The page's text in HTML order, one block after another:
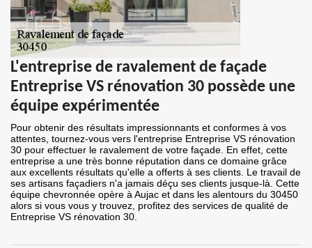
L'entreprise de ravalement de façade
Entreprise VS rénovation 30 possède une
équipe expérimentée
Pour obtenir des résultats impressionnants et conformes à vos
attentes, tournez-vous vers l'entreprise Entreprise VS rénovation
30 pour effectuer le ravalement de votre façade. En effet, cette
entreprise a une très bonne réputation dans ce domaine grâce
aux excellents résultats qu'elle a offerts à ses clients. Le travail de
ses artisans façadiers n'a jamais déçu ses clients jusque-là. Cette
équipe chevronnée opère à Aujac et dans les alentours du 30450
alors si vous vous y trouvez, profitez des services de qualité de
Entreprise VS rénovation 30.